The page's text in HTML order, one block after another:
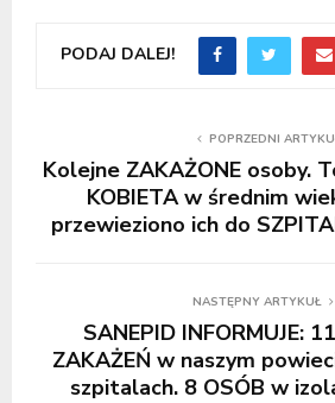
PODAJ DALEJ!
POPRZEDNI
Kolejne ZAKAŻONE osoby.
KOBIETA w średnim
przewieziono ich do
NASTĘPNY ARTYKUŁ
SANEPID INFORMUJE:
ZAKAŻEŃ w naszym
szpitalach. 8 OSÓB w